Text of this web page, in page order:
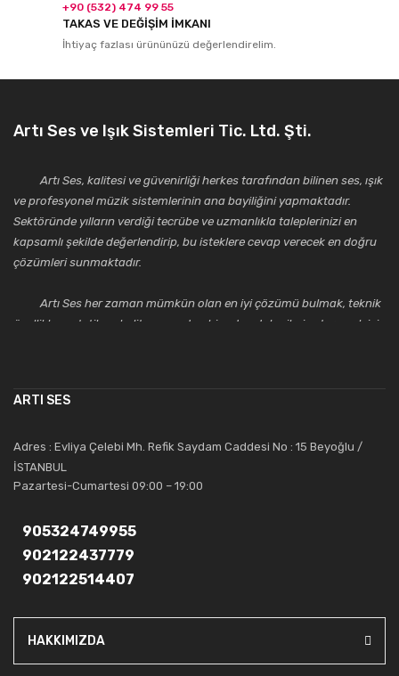
+90 (532) 474 99 55
TAKAS VE DEĞİŞİM İMKANI
İhtiyaç fazlası ürününüzü değerlendirelim.
Artı Ses ve Işık Sistemleri Tic. Ltd. Şti.
Artı Ses, kalitesi ve güvenirliği herkes tarafından bilinen ses, ışık
ve profesyonel müzik sistemlerinin ana bayiliğini yapmaktadır.
Sektöründe yılların verdiği tecrübe ve uzmanlıkla taleplerinizi en
kapsamlı şekilde değerlendirip, bu isteklere cevap verecek en doğru
çözümleri sunmaktadır.
Artı Ses her zaman mümkün olan en iyi çözümü bulmak, teknik
özellikler, estetik ve kalite açısından bir adım daha ileriye taşımak için
saygıdeğer yerini kazanmıştır.
Artı Ses, güler yüzü ve deneyimi ile bu gün ve gelecekte
güvenebileceğiniz bir tercihtir.
ARTI SES
Adres : Evliya Çelebi Mh. Refik Saydam Caddesi No : 15 Beyoğlu /
İSTANBUL
Pazartesi-Cumartesi 09:00 – 19:00
905324749955
902122437779
902122514407
HAKKIMIZDA